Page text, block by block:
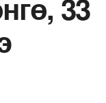
33